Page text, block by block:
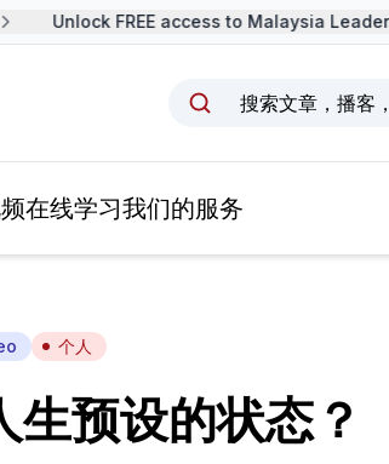
Unlock FREE access to Malaysia
搜索文章，播客
在线学习我们的服务
个人
预设的状态？